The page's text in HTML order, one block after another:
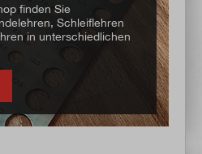
finden Sie
Schleiflehren
in unterschiedlichen